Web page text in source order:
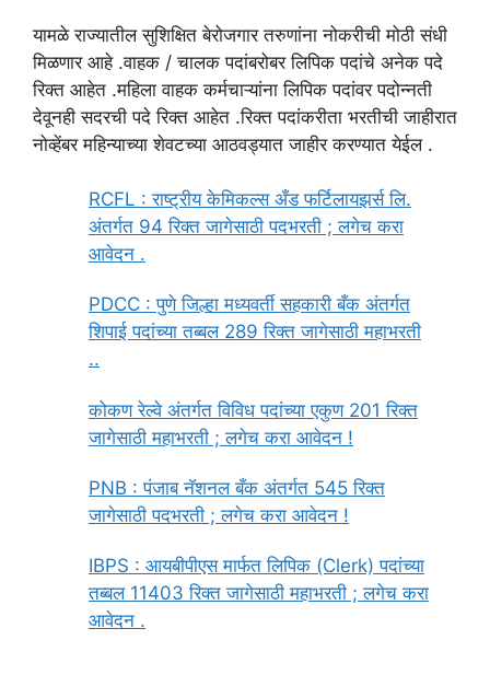
यामळे राज्यातील सुशिक्षित बेरोजगार तरुणांना नोकरीची मोठी संधी
मिळणार आहे .वाहक / चालक पदांबरोबर लिपिक पदांचे अनेक पदे
रिक्त आहेत .महिला वाहक कर्मचाऱ्यांना लिपिक पदांवर पदोन्नती
देवूनही सदरची पदे रिक्त आहेत .रिक्त पदांकरीता भरतीची जाहीरात
नोव्हेंबर महिन्याच्या शेवटच्या आठवड्यात जाहीर करण्यात येईल .
RCFL : राष्ट्रीय केमिकल्स अँड फर्टिलायझर्स लि.
अंतर्गत 94 रिक्त जागेसाठी पदभरती ; लगेच करा
आवेदन .
PDCC : पुणे जिल्हा मध्यवर्ती सहकारी बँक अंतर्गत
शिपाई पदांच्या तब्बल 289 रिक्त जागेसाठी महाभरती
..
कोकण रेल्वे अंतर्गत विविध पदांच्या एकुण 201 रिक्त
जागेसाठी महाभरती ; लगेच करा आवेदन !
PNB : पंजाब नॅशनल बँक अंतर्गत 545 रिक्त
जागेसाठी पदभरती ; लगेच करा आवेदन !
IBPS : आयबीपीएस मार्फत लिपिक (Clerk) पदांच्या
तब्बल 11403 रिक्त जागेसाठी महाभरती ; लगेच करा
आवेदन .